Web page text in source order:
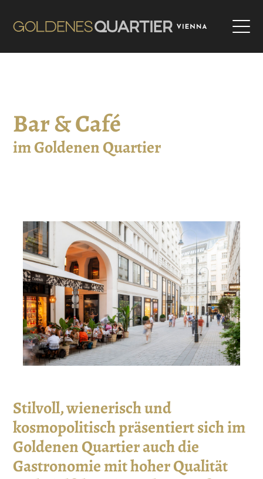
Bar & Café
im Goldenen Quartier
Stilvoll, wienerisch und
kosmopolitisch präsentiert sich im
Goldenen Quartier auch die
Gastronomie mit hoher Qualität